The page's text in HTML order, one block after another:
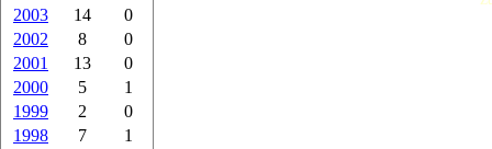
2003
14
0
2002
8
0
2001
13
0
2000
5
1
1999
2
0
1998
7
1